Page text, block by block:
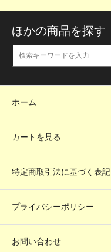
ほかの商品を探す
ホーム
カートを見る
特定商取引法に基づく表記
プライバシーポリシー
お問い合わせ